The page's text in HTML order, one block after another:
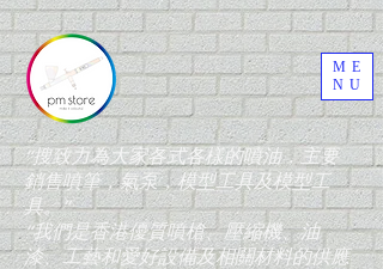
“搜致力為大家各式各樣的噴油，主要
銷售噴筆，氣泵，模型工具及模型工
具。”
“我們是香港優質噴槍、壓縮機、油
漆、工藝和愛好設備及相關材料的供應
ME
NU